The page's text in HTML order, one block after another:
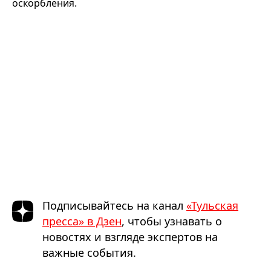
оскорбления.
Подписывайтесь на канал «Тульская
пресса» в Дзен, чтобы узнавать о
новостях и взгляде экспертов на
важные события.